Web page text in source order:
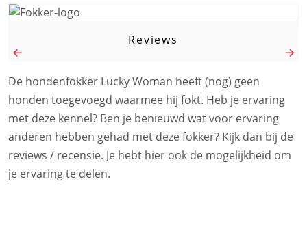
Reviews
De hondenfokker Lucky Woman heeft (nog) geen
honden toegevoegd waarmee hij fokt. Heb je ervaring
met deze kennel? Ben je benieuwd wat voor ervaring
anderen hebben gehad met deze fokker? Kijk dan bij de
reviews / recensie. Je hebt hier ook de mogelijkheid om
je ervaring te delen.